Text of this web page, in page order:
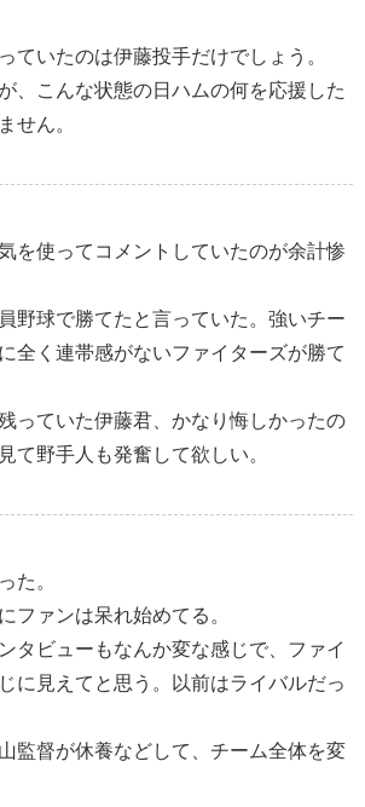
ていたのは伊藤投手だけでしょう。
、こんな状態の日ハムの何を応援した
せん。
を使ってコメントしていたのが余計惨
野球で勝てたと言っていた。強いチー
全く連帯感がないファイターズが勝て
っていた伊藤君、かなり悔しかったの
て野手人も発奮して欲しい。
た。
ファンは呆れ始めてる。
タビューもなんか変な感じで、ファイ
に見えてと思う。以前はライバルだっ
監督が休養などして、チーム全体を変